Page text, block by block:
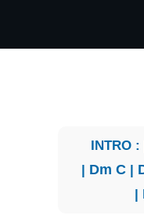
INTRO :
| Dm C |
|